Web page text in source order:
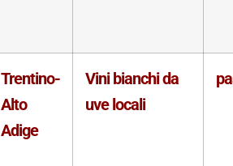
Trentino-
Alto
Adige
Vini bianchi da
uve locali